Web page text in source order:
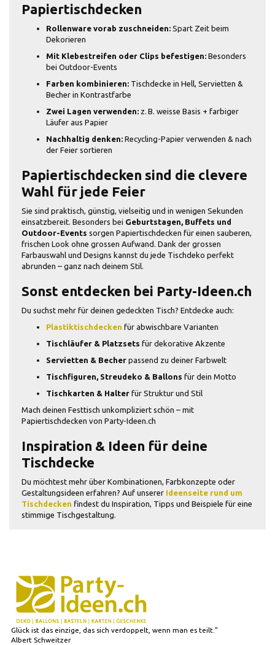
Papiertischdecken
Rollenware vorab zuschneiden: Spart Zeit beim
Dekorieren
Mit Klebestreifen oder Clips befestigen: Besonders
bei Outdoor-Events
Farben kombinieren: Tischdecke in Hell, Servietten &
Becher in Kontrastfarbe
Zwei Lagen verwenden: z. B. weisse Basis + farbiger
Läufer aus Papier
Nachhaltig denken: Recycling-Papier verwenden & nach
der Feier sortieren
Papiertischdecken sind die clevere
Wahl für jede Feier
Sie sind praktisch, günstig, vielseitig und in wenigen Sekunden
einsatzbereit. Besonders bei Geburtstagen, Buffets und
Outdoor-Events sorgen Papiertischdecken für einen sauberen,
frischen Look ohne grossen Aufwand. Dank der grossen
Farbauswahl und Designs kannst du jede Tischdeko perfekt
abrunden – ganz nach deinem Stil.
Sonst entdecken bei Party-Ideen.ch
Du suchst mehr für deinen gedeckten Tisch? Entdecke auch:
Plastiktischdecken für abwischbare Varianten
Tischläufer & Platzsets für dekorative Akzente
Servietten & Becher passend zu deiner Farbwelt
Tischfiguren, Streudeko & Ballons für dein Motto
Tischkarten & Halter für Struktur und Stil
Mach deinen Festtisch unkompliziert schön – mit
Papiertischdecken von Party-Ideen.ch
Inspiration & Ideen für deine
Tischdecke
Du möchtest mehr über Kombinationen, Farbkonzepte oder
Gestaltungsideen erfahren? Auf unserer Ideenseite rund um
Tischdecken findest du Inspiration, Tipps und Beispiele für eine
stimmige Tischgestaltung.
Glück ist das einzige, das sich verdoppelt, wenn man es teilt."
Albert Schweitzer